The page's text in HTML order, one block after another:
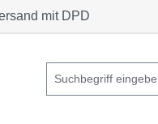
mit DPD